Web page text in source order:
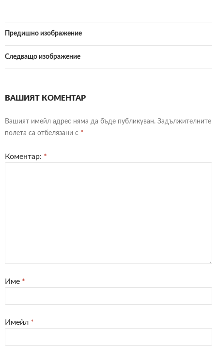
Предишно изображение
Следващо изображение
ВАШИЯТ КОМЕНТАР
Вашият имейл адрес няма да бъде публикуван. Задължителните
полета са отбелязани с *
Коментар: *
Име *
Имейл *